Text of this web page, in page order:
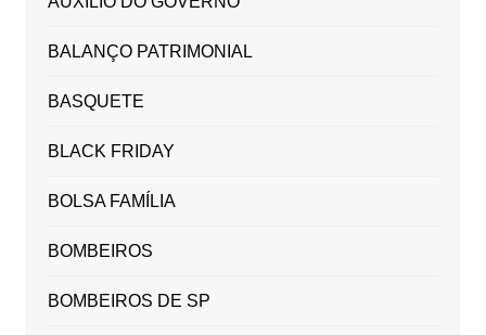
BALANÇO PATRIMONIAL
BASQUETE
BLACK FRIDAY
BOLSA FAMÍLIA
BOMBEIROS
BOMBEIROS DE SP